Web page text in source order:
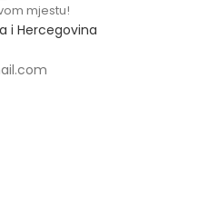
mjestu!
i Hercegovina